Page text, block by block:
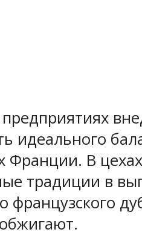
идеального
Франции. В
традиции в
французского